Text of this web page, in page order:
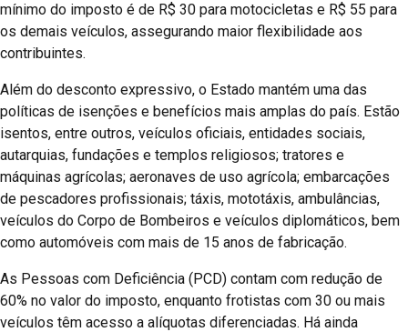
mínimo do imposto é de R$ 30 para motocicletas e R$ 55 para
os demais veículos, assegurando maior flexibilidade aos
contribuintes.
Além do desconto expressivo, o Estado mantém uma das
políticas de isenções e benefícios mais amplas do país. Estão
isentos, entre outros, veículos oficiais, entidades sociais,
autarquias, fundações e templos religiosos; tratores e
máquinas agrícolas; aeronaves de uso agrícola; embarcações
de pescadores profissionais; táxis, mototáxis, ambulâncias,
veículos do Corpo de Bombeiros e veículos diplomáticos, bem
como automóveis com mais de 15 anos de fabricação.
As Pessoas com Deficiência (PCD) contam com redução de
60% no valor do imposto, enquanto frotistas com 30 ou mais
veículos têm acesso a alíquotas diferenciadas. Há ainda